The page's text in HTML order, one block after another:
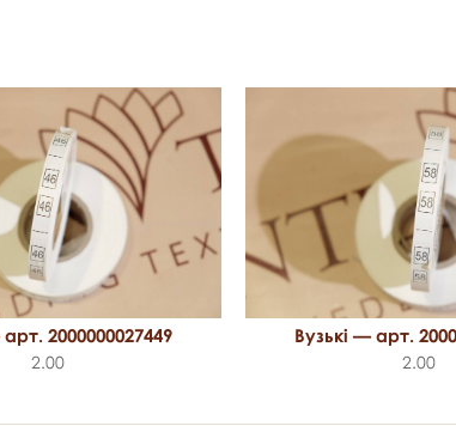
Вузькі 2000000027425 — матеріал для
декору та колекцій ательє.
роздріб в Inter Tex, SKU
2000000027449
2.00
Вузькі — арт.
2.00